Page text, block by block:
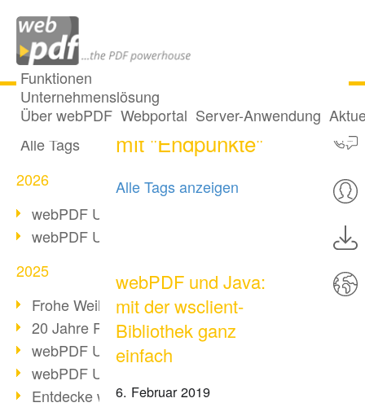
Funktionen
Unternehmenslösung
Über webPDF Webportal Server-Anwendung
Alle Beiträge
Alle Tags
2026
webPDF Update 10.0.5
webPDF Update 10.0.4
2025
Frohe Weihnachten & Auszeit
20 Jahre PDF/A
webPDF Update 10.0.3
webPDF Update 10.0.2
Entdecke webPDF 10
Ein Post getaggt
mit "Endpunkte"
Alle Tags anzeigen
webPDF und Java:
mit der wsclient-
Bibliothek ganz
einfach
6. Februar 2019